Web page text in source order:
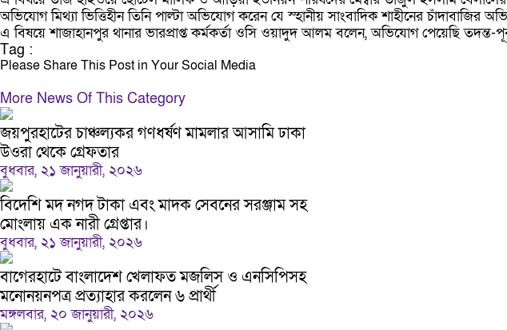
অভিযোগ মিথ্যা ভিত্তিহীন তিনি পাল্টা অভিযোগ করেন যে স্হানীয় সাংবাদিক শাহীনের
এ বিষয়ে শাজাহানপুর থানার ভারপ্রাপ্ত কর্মকর্তা ওসি ওয়াদুদ আলম বলেন, অভিযোগ পেয়েছি তদন্ত-
Tag :
Please Share This Post in Your Social Media
More News Of This Category
জয়পুরহাটের চাঞ্চল্যকর গণধর্ষণ মামলার আসামি ঢাকা
উওরা থেকে গ্রেফতার
বুধবার, ২১ জানুয়ারী, ২০২৬
বিদেশি মদ নগদ টাকা এবং মাদক সেবনের সরঞ্জাম সহ
মোংলায় এক নারী গ্রেপ্তার।
বুধবার, ২১ জানুয়ারী, ২০২৬
বাগেরহাটে বাংলাদেশ খেলাফত মজলিস ও এনসিপিসহ
মনোনয়নপত্র প্রত্যাহার করলেন ৬ প্রার্থী
মঙ্গলবার, ২০ জানুয়ারী, ২০২৬